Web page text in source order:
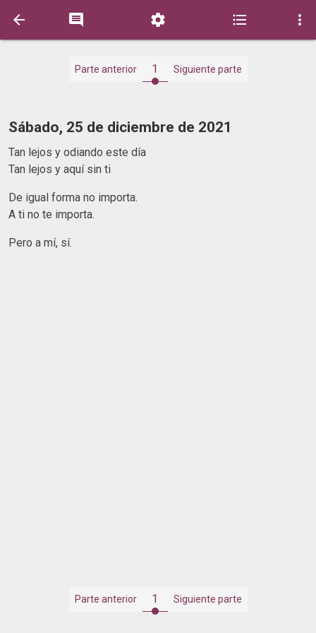
    
Parte anterior 1 Siguiente parte
Sábado, 25 de diciembre de 2021
Tan lejos y odiando este día
Tan lejos y aquí sin ti
De igual forma no importa.
A ti no te importa.
Pero a mí, sí.
Parte anterior 1 Siguiente parte